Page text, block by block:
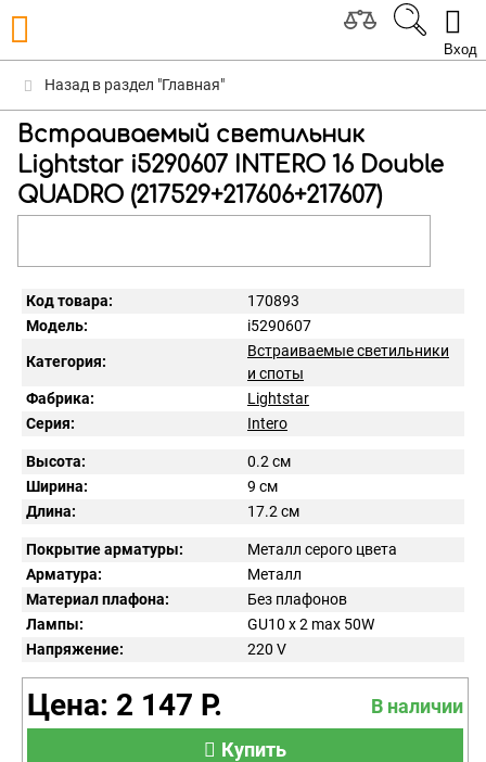
Вход
Назад в раздел "Главная"
Встраиваемый светильник
Lightstar i5290607 INTERO 16 Double
QUADRO (217529+217606+217607)
Код товара:
170893
Модель:
i5290607
Категория:
Встраиваемые светильники
и споты
Фабрика:
Lightstar
Серия:
Intero
Высота:
0.2 см
Ширина:
9 см
Длина:
17.2 см
Покрытие арматуры:
Металл серого цвета
Арматура:
Металл
Материал плафона:
Без плафонов
Лампы:
GU10 x 2 max 50W
Напряжение:
220 V
Цена: 2 147 Р.
В наличии
Купить